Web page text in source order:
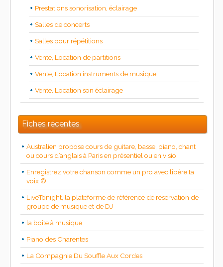
Prestations sonorisation, éclairage
Salles de concerts
Salles pour répétitions
Vente, Location de partitions
Vente, Location instruments de musique
Vente, Location son éclairage
Fiches récentes
Australien propose cours de guitare, basse, piano, chant
ou cours d’anglais à Paris en présentiel ou en visio.
Enregistrez votre chanson comme un pro avec libère ta
voix ©
LiveTonight, la plateforme de référence de réservation de
groupe de musique et de DJ
la boîte à musique
Piano des Charentes
La Compagnie Du Souffle Aux Cordes